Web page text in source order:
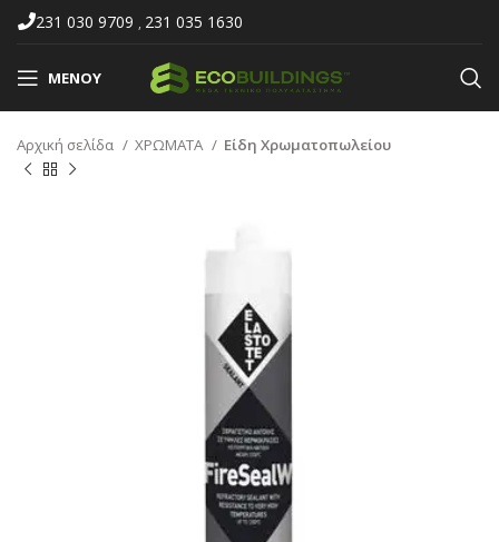
231 030 9709 , 231 035 1630
ΜΕΝΟΎ
Αρχική σελίδα ΧΡΩΜΑΤΑ Είδη Χρωματοπωλείου